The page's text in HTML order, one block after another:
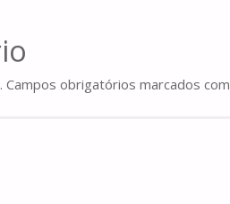
Campos obrigatórios marcados com